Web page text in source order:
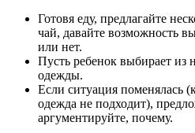
Готовя еду, предлагайте
чай, давайте возможность
или нет.
Пусть ребенок выбирает из
одежды.
Если ситуация поменялась
одежда не подходит),
аргументируйте, почему.